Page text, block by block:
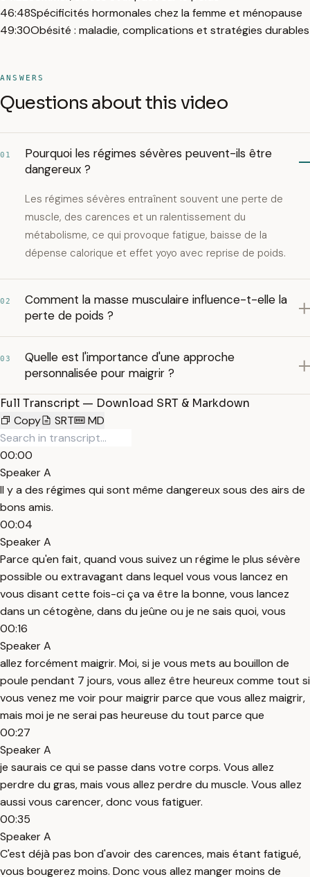
46:48Spécificités hormonales chez la femme et ménopause
49:30Obésité : maladie, complications et stratégies durables
ANSWERS
Questions about this video
01
Pourquoi les régimes sévères peuvent-ils être
dangereux ?
Les régimes sévères entraînent souvent une perte de
muscle, des carences et un ralentissement du
métabolisme, ce qui provoque fatigue, baisse de la
dépense calorique et effet yoyo avec reprise de poids.
02
Comment la masse musculaire influence-t-elle la
perte de poids ?
03
Quelle est l'importance d'une approche
personnalisée pour maigrir ?
Full Transcript — Download SRT & Markdown
Copy
SRT MD
00:00
Speaker A
Il y a des régimes qui sont même dangereux sous des airs de
bons amis.
00:04
Speaker A
Parce qu'en fait, quand vous suivez un régime le plus sévère
possible ou extravagant dans lequel vous vous lancez en
vous disant cette fois-ci ça va être la bonne, vous lancez
dans un cétogène, dans du jeûne ou je ne sais quoi, vous
00:16
Speaker A
allez forcément maigrir. Moi, si je vous mets au bouillon de
poule pendant 7 jours, vous allez être heureux comme tout si
vous venez me voir pour maigrir parce que vous allez maigrir,
mais moi je ne serai pas heureuse du tout parce que
00:27
Speaker A
je saurais ce qui se passe dans votre corps. Vous allez
perdre du gras, mais vous allez perdre du muscle. Vous allez
aussi vous carencer, donc vous fatiguer.
00:35
Speaker A
C'est déjà pas bon d'avoir des carences, mais étant fatigué,
vous bougerez moins. Donc vous allez manger moins de